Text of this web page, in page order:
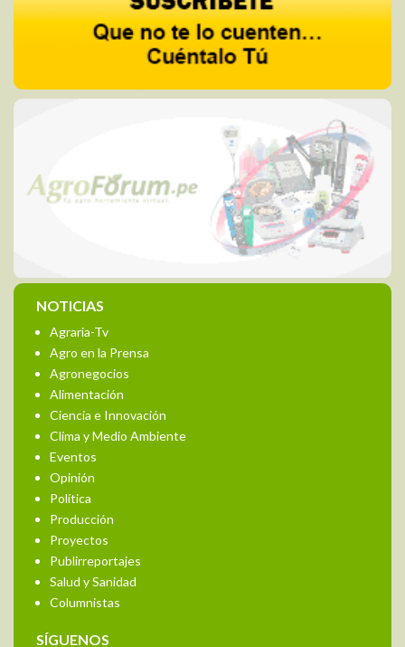
NOTICIAS
Agraria-Tv
Agro en la Prensa
Agronegocios
Alimentación
Ciencia e Innovación
Clima y Medio Ambiente
Eventos
Opinión
Política
Producción
Proyectos
Publirreportajes
Salud y Sanidad
Columnistas
SÍGUENOS